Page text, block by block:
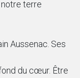
notre terre
Aussenac. Ses
du cœur. Être